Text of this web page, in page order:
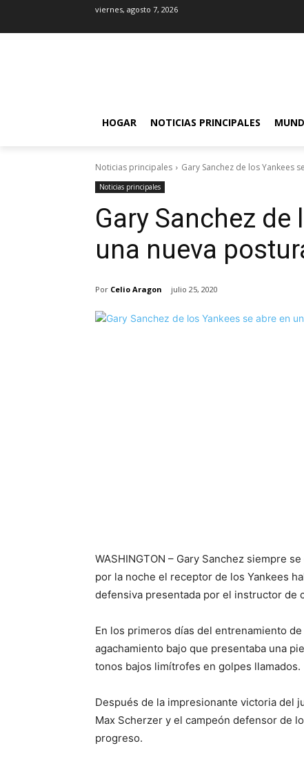
viernes, agosto 7, 2026
HOGAR NOTICIAS PRINCIPALES
Noticias principales Gary Sanchez de los Yankees
Noticias principales
Gary Sanchez de
una nueva
Por Celio Aragon julio 25, 2020
WASHINGTON – Gary Sanchez siempre
por la noche el receptor de los Yankees
defensiva presentada por el instructor de
En los primeros días del entrenamiento
agachamiento bajo que presentaba una
tonos bajos limítrofes en golpes llamados.
Después de la impresionante victoria del
Max Scherzer y el campeón defensor de
progreso.